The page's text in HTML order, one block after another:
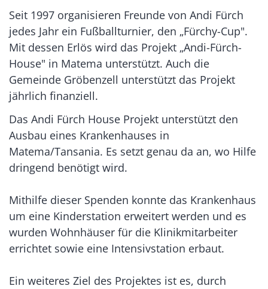
Seit 1997 organisieren Freunde von Andi Fürch
jedes Jahr ein Fußballturnier, den „Fürchy-Cup".
Mit dessen Erlös wird das Projekt „Andi-Fürch-
House" in Matema unterstützt. Auch die
Gemeinde Gröbenzell unterstützt das Projekt
jährlich finanziell.
Das Andi Fürch House Projekt unterstützt den
Ausbau eines Krankenhauses in
Matema/Tansania. Es setzt genau da an, wo Hilfe
dringend benötigt wird.
Mithilfe dieser Spenden konnte das Krankenhaus
um eine Kinderstation erweitert werden und es
wurden Wohnhäuser für die Klinikmitarbeiter
errichtet sowie eine Intensivstation erbaut.
Ein weiteres Ziel des Projektes ist es, durch